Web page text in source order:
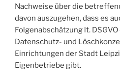
Nachweise über die
davon auszugehen, dass es
Folgenabschätzung lt.
Datenschutz- und
Einrichtungen der Stadt
Eigenbetriebe gibt.